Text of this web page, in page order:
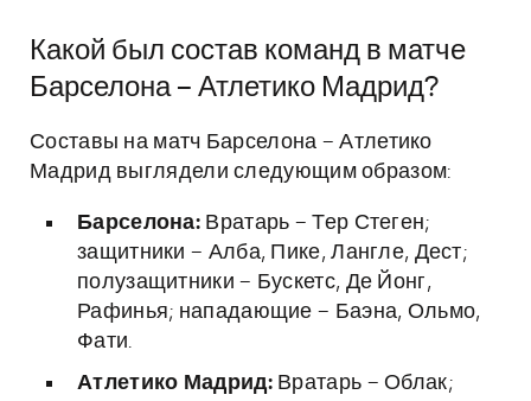
Какой был состав команд в матче
Барселона – Атлетико Мадрид?
Составы на матч Барселона – Атлетико
Мадрид выглядели следующим образом:
Барселона: Вратарь – Тер Стеген;
защитники – Алба, Пике, Лангле, Дест;
полузащитники – Бускетс, Де Йонг,
Рафинья; нападающие – Баэна, Ольмо,
Фати.
Атлетико Мадрид:Вратарь – Облак;